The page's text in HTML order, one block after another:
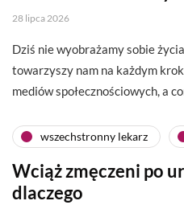
28 lipca 2026
Dziś nie wyobrażamy sobie
towarzyszy nam na każdym
mediów społecznościowych, a
wszechstronny lekarz
Wciąż zmęczeni po
dlaczego